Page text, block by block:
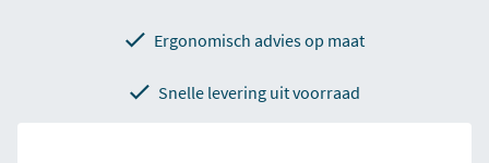
Ergonomisch advies op maat
Snelle levering uit voorraad